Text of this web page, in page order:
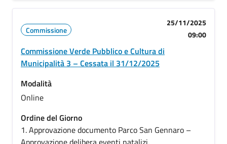
Commissione
25/11/2025
09:00
Commissione Verde Pubblico e Cultura di
Municipalità 3 – Cessata il 31/12/2025
Modalità
Online
Ordine del Giorno
1. Approvazione documento Parco San Gennaro –